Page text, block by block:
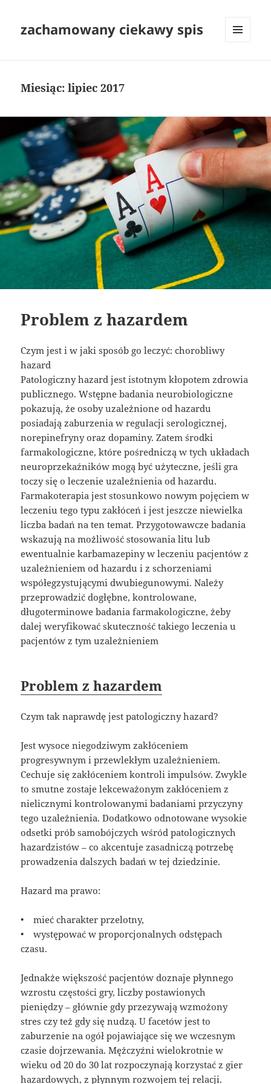
zachamowany ciekawy spis
Miesiąc:lipiec 2017
Problem z hazardem
Czym jest i w jaki sposób go leczyć: chorobliwy
hazard
Patologiczny hazard jest istotnym kłopotem zdrowia
publicznego. Wstępne badania neurobiologiczne
pokazują, że osoby uzależnione od hazardu
posiadają zaburzenia w regulacji serologicznej,
norepinefryny oraz dopaminy. Zatem środki
farmakologiczne, które pośredniczą w tych układach
neuroprzekaźników mogą być użyteczne, jeśli gra
toczy się o leczenie uzależnienia od hazardu.
Farmakoterapia jest stosunkowo nowym pojęciem w
leczeniu tego typu zakłóceń i jest jeszcze niewielka
liczba badań na ten temat. Przygotowawcze badania
wskazują na możliwość stosowania litu lub
ewentualnie karbamazepiny w leczeniu pacjentów z
uzależnieniem od hazardu i z schorzeniami
współegzystującymi dwubiegunowymi. Należy
przeprowadzić dogłębne, kontrolowane,
długoterminowe badania farmakologiczne, żeby
dalej weryfikować skuteczność takiego leczenia u
pacjentów z tym uzależnieniem
Problem z hazardem
Czym tak naprawdę jest patologiczny hazard?
Jest wysoce niegodziwym zakłóceniem
progresywnym i przewlekłym uzależnieniem.
Cechuje się zakłóceniem kontroli impulsów. Zwykle
to smutne zostaje lekceważonym zakłóceniem z
nielicznymi kontrolowanymi badaniami przyczyny
tego uzależnienia. Dodatkowo odnotowane wysokie
odsetki prób samobójczych wśród patologicznych
hazardzistów – co akcentuje zasadniczą potrzebę
prowadzenia dalszych badań w tej dziedzinie.
Hazard ma prawo:
• mieć charakter przelotny,
• występować w proporcjonalnych odstępach
czasu.
Jednakże większość pacjentów doznaje płynnego
wzrostu częstości gry, liczby postawionych
pieniędzy – głównie gdy przezywają wzmożony
stres czy też gdy się nudzą. U facetów jest to
zaburzenie na ogół pojawiające się we wczesnym
czasie dojrzewania. Mężczyźni wielokrotnie w
wieku od 20 do 30 lat rozpoczynają korzystać z gier
hazardowych, z płynnym rozwojem tej relacji.